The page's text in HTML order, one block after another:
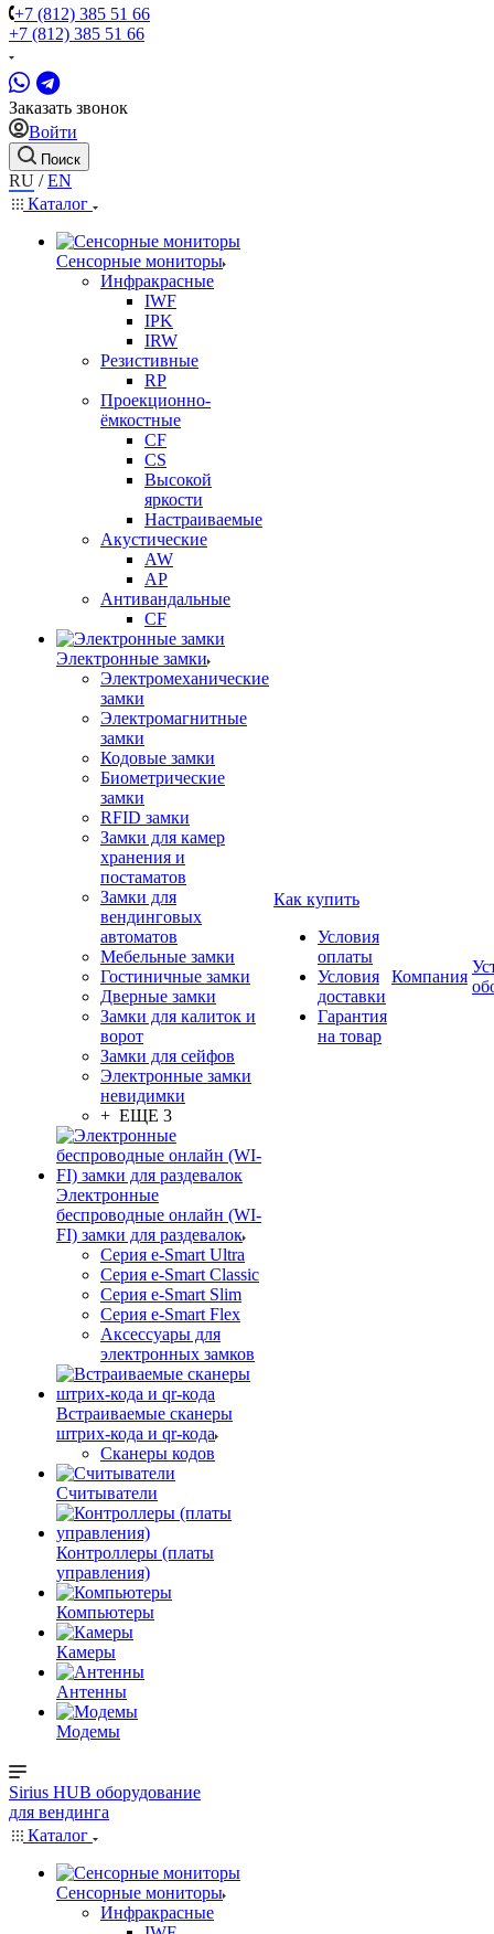
+7 (812) 385 51 66
+7 (812) 385 51 66
Заказать звонок
Войти
Поиск
RU /EN
Каталог
Сенсорные мониторы
Инфракрасные
IWF
IPK
IRW
Резистивные
RP
Проекционно-
ёмкостные
CF
CS
Высокой
яркости
Настраиваемые
Акустические
AW
AP
Антивандальные
CF
Электронные замки
Электромеханические
замки
Электромагнитные
замки
Кодовые замки
Биометрические
замки
RFID замки
Замки для камер
хранения и
постаматов
Замки для
вендинговых
автоматов
Мебельные замки
Гостиничные замки
Дверные замки
Замки для калиток и
ворот
Замки для сейфов
Электронные замки
невидимки
+ ЕЩЕ 3
Электронные
беспроводные онлайн (WI-
FI) замки для раздевалок
Серия e-Smart Ultra
Серия e-Smart Classic
Серия e-Smart Slim
Серия e-Smart Flex
Аксессуары для
электронных замков
Встраиваемые сканеры
штрих-кода и qr-кода
Сканеры кодов
Считыватели
Контроллеры (платы
управления)
Компьютеры
Камеры
Антенны
Модемы
Как купить
Условия
оплаты
Условия
доставки
Гарантия
на товар
Компания
Sirius HUB оборудование
для вендинга
Каталог
Сенсорные мониторы
Инфракрасные